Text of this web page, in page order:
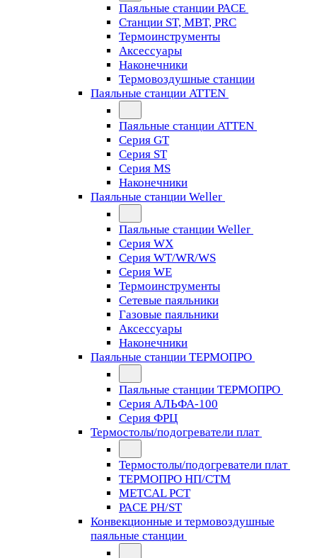
Паяльные станции PACE
Станции ST, MBT, PRC
Термоинструменты
Аксессуары
Наконечники
Термовоздушные станции
Паяльные станции ATTEN
Паяльные станции ATTEN
Серия GT
Серия ST
Серия MS
Наконечники
Паяльные станции Weller
Паяльные станции Weller
Серия WX
Серия WT/WR/WS
Серия WE
Термоинструменты
Сетевые паяльники
Газовые паяльники
Аксессуары
Наконечники
Паяльные станции ТЕРМОПРО
Паяльные станции ТЕРМОПРО
Серия АЛЬФА-100
Серия ФРЦ
Термостолы/подогреватели плат
Термостолы/подогреватели плат
ТЕРМОПРО НП/СТМ
METCAL PCT
PACE PH/ST
Конвекционные и термовоздушные
паяльные станции